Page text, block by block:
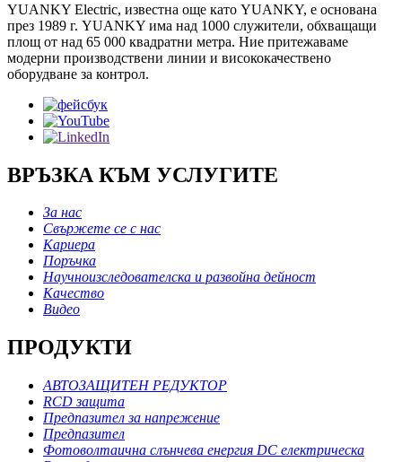
YUANKY Electric, известна още като YUANKY, е основана
през 1989 г. YUANKY има над 1000 служители, обхващащи
площ от над 65 000 квадратни метра. Ние притежаваме
модерни производствени линии и висококачествено
оборудване за контрол.
ВРЪЗКА КЪМ УСЛУГИТЕ
За нас
Свържете се с нас
Кариера
Поръчка
Научноизследователска и развойна дейност
Качество
Видео
ПРОДУКТИ
АВТОЗАЩИТЕН РЕДУКТОР
RCD защита
Предпазител за напрежение
Предпазител
Фотоволтаична слънчева енергия DC електрическа